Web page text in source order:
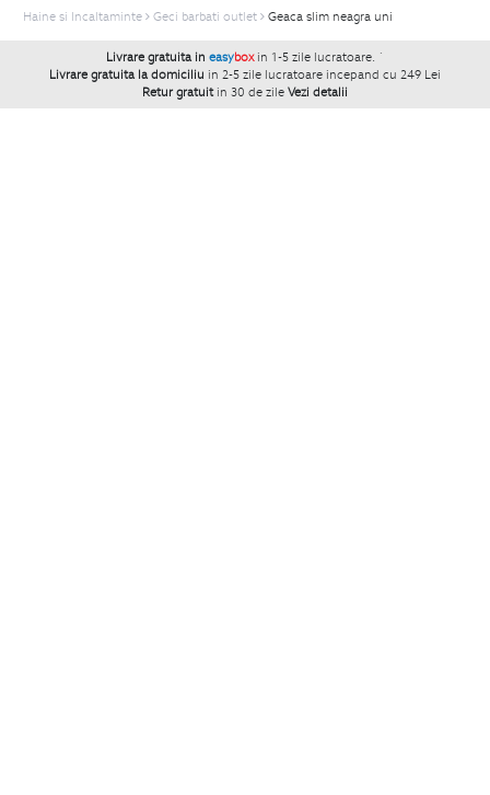
Haine si Incaltaminte Geci barbati outlet Geaca slim neagra uni
Livrare gratuita in easybox in 1-5 zile lucratoare. `
Livrare gratuita la domiciliu in 2-5 zile lucratoare incepand cu 249 Lei
Retur gratuit in 30 de zile Vezi detalii